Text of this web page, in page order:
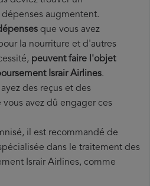
augmentent.
que vous avez
la nourriture et d'autres
peuvent faire l'objet
Israir Airlines.
des reçus et des
avez dû engager ces
il est recommandé de
dans le traitement des
Israir Airlines, comme